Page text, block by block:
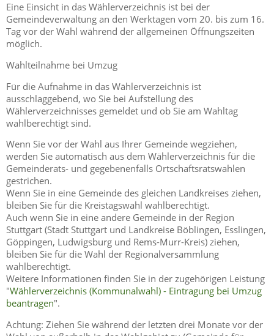
Eine Einsicht in das Wählerverzeichnis ist bei der
Gemeindeverwaltung an den Werktagen vom 20. bis zum 16.
Tag vor der Wahl während der allgemeinen Öffnungszeiten
möglich.
Wahlteilnahme bei Umzug
Für die Aufnahme in das Wählerverzeichnis ist
ausschlaggebend, wo Sie bei Aufstellung des
Wählerverzeichnisses gemeldet und ob Sie am Wahltag
wahlberechtigt sind.
Wenn Sie vor der Wahl aus Ihrer Gemeinde wegziehen,
werden Sie automatisch aus dem Wählerverzeichnis für die
Gemeinderats- und gegebenenfalls Ortschaftsratswahlen
gestrichen.
Wenn Sie in eine Gemeinde des gleichen Landkreises ziehen,
bleiben Sie für die Kreistagswahl wahlberechtigt.
Auch wenn Sie in eine andere Gemeinde in der Region
Stuttgart (Stadt Stuttgart und Landkreise Böblingen, Esslingen,
Göppingen, Ludwigsburg und Rems-Murr-Kreis) ziehen,
bleiben Sie für die Wahl der Regionalversammlung
wahlberechtigt.
Weitere Informationen finden Sie in der zugehörigen Leistung
"Wählerverzeichnis (Kommunalwahl) - Eintragung bei Umzug
beantragen".
Achtung: Ziehen Sie während der letzten drei Monate vor der